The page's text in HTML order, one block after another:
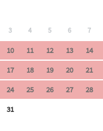
3 4 5 6 7
10
11 12 13 14
17
18 19 20 21
24
25 26 27 28
31